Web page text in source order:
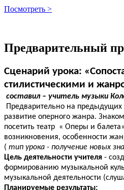
Посмотреть >
Предварительный
Сценарий урока:
стилистическими и
составил – учитель музыки
Предварительно на
развитие оперного жанра.
посетить театр « Оперы и
возникновения, особенности
( тип урока - получение новых
Цель деятельности учителя -
формированию музыкальной
музыкальной деятельности
Планируемые результаты: